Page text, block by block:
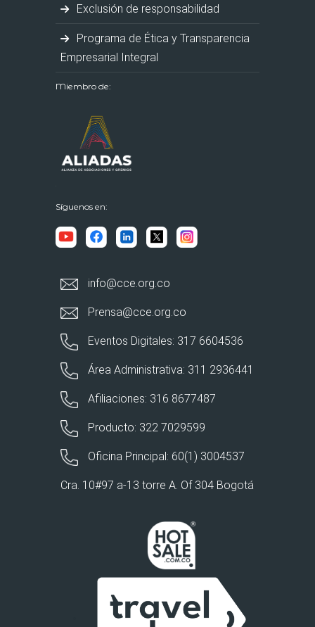
Exclusión de responsabilidad
Programa de Ética y Transparencia
Empresarial Integral
Miembro de:
Síguenos en:
info@cce.org.co
Prensa@cce.org.co
Eventos Digitales: 317 6604536
Área Administrativa: 311 2936441
Afiliaciones: 316 8677487
Producto: 322 7029599
Oficina Principal: 60(1) 3004537
Cra. 10#97 a-13 torre A. Of 304 Bogotá